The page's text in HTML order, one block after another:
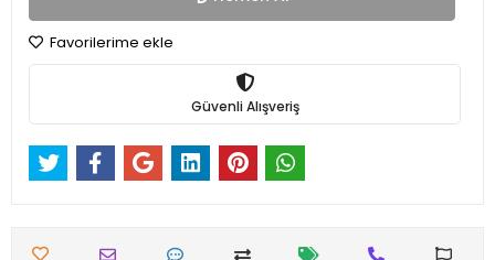
Favorilerime ekle
Güvenli Alışveriş